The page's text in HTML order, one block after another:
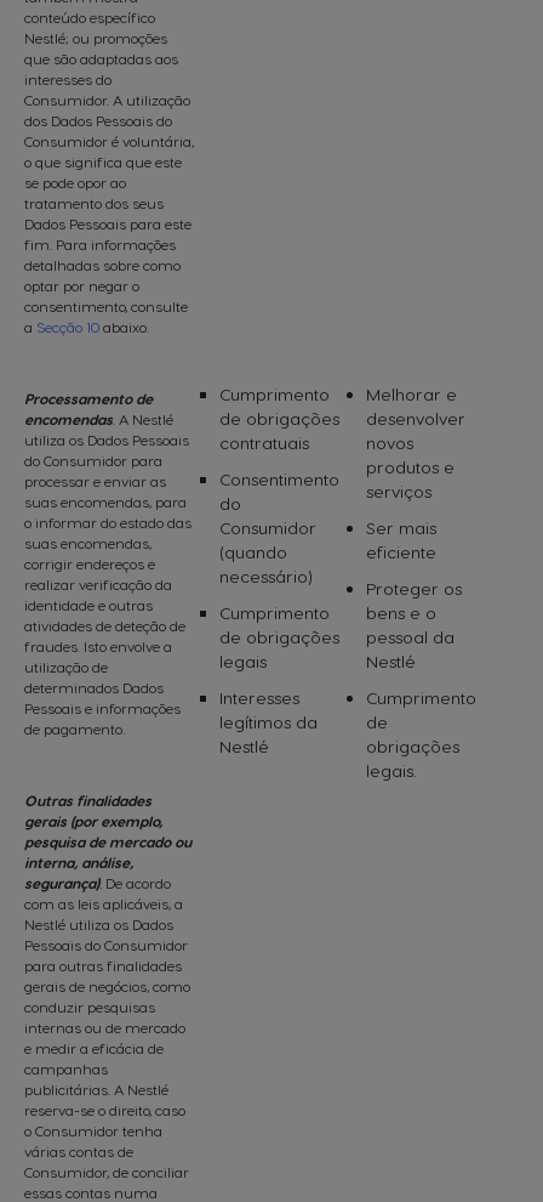
conteúdo específico
Nestlé; ou promoções
que são adaptadas aos
interesses do
Consumidor. A utilização
dos Dados Pessoais do
Consumidor é voluntária,
o que significa que este
se pode opor ao
tratamento dos seus
Dados Pessoais para este
fim. Para informações
detalhadas sobre como
optar por negar o
consentimento, consulte
a Secção 10 abaixo.
Processamento de
encomendas . A Nestlé
utiliza os Dados Pessoais
do Consumidor para
processar e enviar as
suas encomendas, para
o informar do estado das
suas encomendas,
corrigir endereços e
realizar verificação da
identidade e outras
atividades de deteção de
fraudes. Isto envolve a
utilização de
determinados Dados
Pessoais e informações
de pagamento.
Cumprimento
de obrigações
contratuais
Consentimento
do
Consumidor
(quando
necessário)
Cumprimento
de obrigações
legais
Interesses
legítimos da
Nestlé
Melhorar e
desenvolver
novos
produtos e
serviços
Ser mais
eficiente
Proteger os
bens e o
pessoal da
Nestlé
Cumprimento
de
obrigações
legais.
Outras finalidades
gerais (por exemplo,
pesquisa de mercado ou
interna, análise,
segurança). De acordo
com as leis aplicáveis, a
Nestlé utiliza os Dados
Pessoais do Consumidor
para outras finalidades
gerais de negócios, como
conduzir pesquisas
internas ou de mercado
e medir a eficácia de
campanhas
publicitárias. A Nestlé
reserva-se o direito, caso
o Consumidor tenha
várias contas de
Consumidor, de conciliar
essas contas numa